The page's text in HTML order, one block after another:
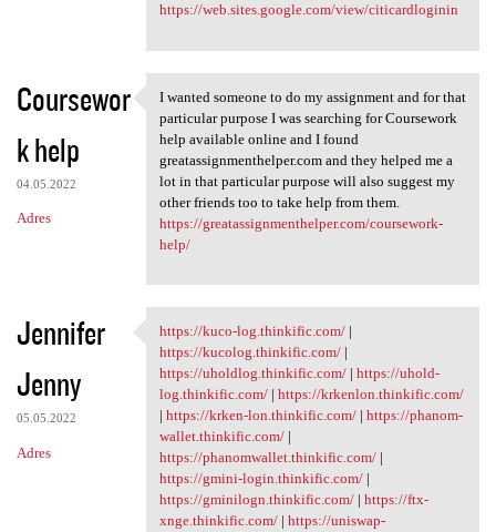
https://web.sites.google.com/view/citicardloginin
Coursewor
k help
04.05.2022
Adres
I wanted someone to do my
I wanted someone to do my assignment and for that
particular purpose I was searching for Coursework
help available online and I found
greatassignmenthelper.com and they helped me a
lot in that particular purpose will also suggest my
other friends too to take help from them.
https://greatassignmenthelper.com/coursework-
help/
Jennifer
Jenny
05.05.2022
Adres
https://kuco-log.thinkific
https://kuco-log.thinkific.com/|
https://kucolog.thinkific.com/|
https://uholdlog.thinkific.com/| https://uhold-
log.thinkific.com/| https://krkenlon.thinkific.com/
| https://krken-lon.thinkific.com/| https://phanom-
wallet.thinkific.com/|
https://phanomwallet.thinkific.com/|
https://gmini-login.thinkific.com/|
https://gminilogn.thinkific.com/| https://ftx-
xnge.thinkific.com/| https://uniswap-